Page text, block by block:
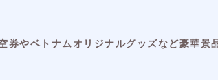
やベトナムオリジナルグッズなど豪華景